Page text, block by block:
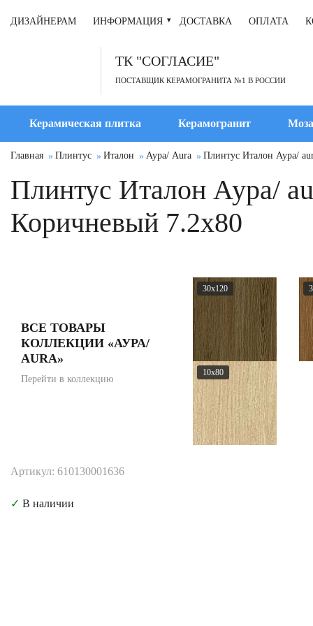
ДИЗАЙНЕРАМ ИНФОРМАЦИЯ ДОСТАВКА ОПЛАТА
ТК "СОГЛАСИЕ"
ПОСТАВЩИК КЕРАМОГРАНИТА №1 В РОССИИ
Керамическая плитка Керамогранит
Главная Плинтус Италон Аура/ Aura Плинтус Италон Аура/
Плинтус Италон Аура/
Коричневый 7.2x80
ВСЕ ТОВАРЫ
КОЛЛЕКЦИИ «АУРА/
AURA»
Перейти в коллекцию
30x120
10x80
Артикул: 610130001636
✓ В наличии